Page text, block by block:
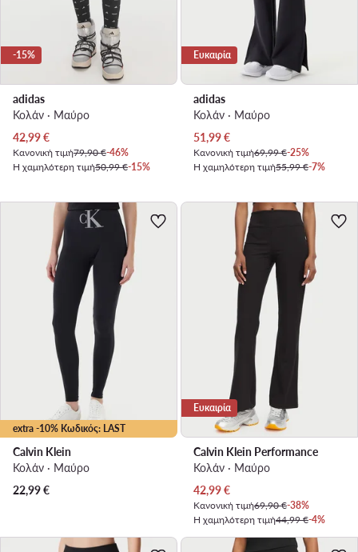
-15%
adidas
Κολάν · Μαύρο
Τρέχουσα τιμή
42,99€
Κανονική τιμή79,90 €-46%
Η χαμηλότερη τιμή50,99 €-15%
Ευκαιρία
adidas
Κολάν · Μαύρο
Τρέχουσα τιμή
51,99€
Κανονική τιμή69,99 €-25%
Η χαμηλότερη τιμή55,99 €-7%
extra -10% Κωδικός: LAST
Calvin Klein
Κολάν · Μαύρο
22,99€
Ευκαιρία
Calvin Klein Performance
Κολάν · Μαύρο
Τρέχουσα τιμή
42,99€
Κανονική τιμή69,90 €-38%
Η χαμηλότερη τιμή44,99 €-4%